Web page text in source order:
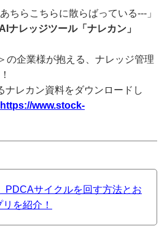
ちらこちらに散らばっている---」
ナレッジツール「ナレカン」
の企業様が抱える、ナレッジ管理
ナレカン資料をダウンロードし
https://www.stock-
PDCAサイクルを回す方法とお
を紹介！